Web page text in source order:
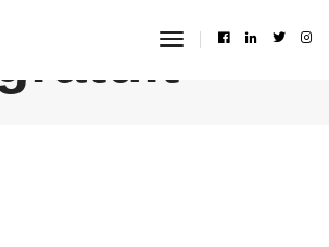
toggle
gratuit